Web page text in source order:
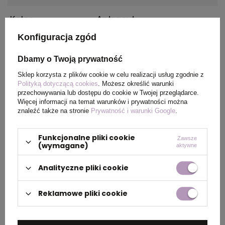
Kolor Antracyt
PAKOWANIE
Wymiary
kartonu
39 x 53 x 28 cm,41 x 55 x
28 cm
Waga
kartonu
zewnętrznego
OPIS
Konfiguracja zgód
Dbamy o Twoją prywatność
Sklep korzysta z plików cookie w celu realizacji usług zgodnie z
Polityką dotyczącą cookies. Możesz określić warunki
przechowywania lub dostępu do cookie w Twojej przeglądarce.
Więcej informacji na temat warunków i prywatności można
znaleźć także na stronie Prywatność i warunki Google.
Funkcjonalne pliki cookie
(wymagane)
Zawsze
aktywne
Analityczne pliki cookie
Reklamowe pliki cookie